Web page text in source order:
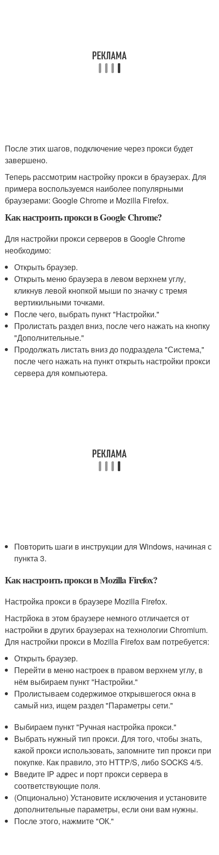
После этих шагов, подключение через прокси будет
завершено.
Теперь рассмотрим настройку прокси в браузерах. Для
примера воспользуемся наиболее популярными
браузерами: Google Chrome и Mozilla Firefox.
Как настроить прокси в Google Chrome?
Для настройки прокси серверов в Google Chrome
необходимо:
Открыть браузер.
Открыть меню браузера в левом верхнем углу,
кликнув левой кнопкой мыши по значку с тремя
вертикильными точками.
После чего, выбрать пункт "Настройки."
Пролистать раздел вниз, после чего нажать на кнопку
"Дополнительные."
Продолжать листать вниз до подраздела "Система,"
после чего нажать на пункт открыть настройки прокси
сервера для компьютера.
Повторить шаги в инструкции для Windows, начиная с
пункта 3.
Как настроить прокси в Mozilla Firefox?
Настройка прокси в браузере Mozilla Firefox.
Настрйока в этом браузере немного отличается от
настройки в других браузерах на технологии Chromium.
Для настройки прокси в Mozilla Firefox вам потребуется:
Открыть браузер.
Перейти в меню настроек в правом верхнем углу, в
нём выбираем пункт "Настройки."
Пролистываем содержимое открывшегося окна в
самый низ, ищем раздел "Параметры сети."
Выбираем пункт "Ручная настройка прокcи."
Выбрать нужный тип прокси. Для того, чтобы знать,
какой прокси использовать, запомните тип прокси при
покупке. Как правило, это HTTP/S, либо SOCKS 4/5.
Введите IP адрес и порт прокси сервера в
соответствующие поля.
(Опционально) Установите исключения и установите
дополнительные параметры, если они вам нужны.
После этого, нажмите "ОК."